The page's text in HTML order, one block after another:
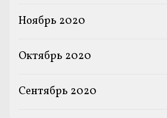
Ноябрь 2020
Октябрь 2020
Сентябрь 2020